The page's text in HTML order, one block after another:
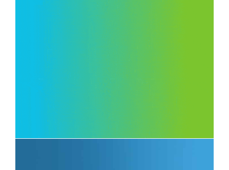
IDENTITÉ VISUELLE